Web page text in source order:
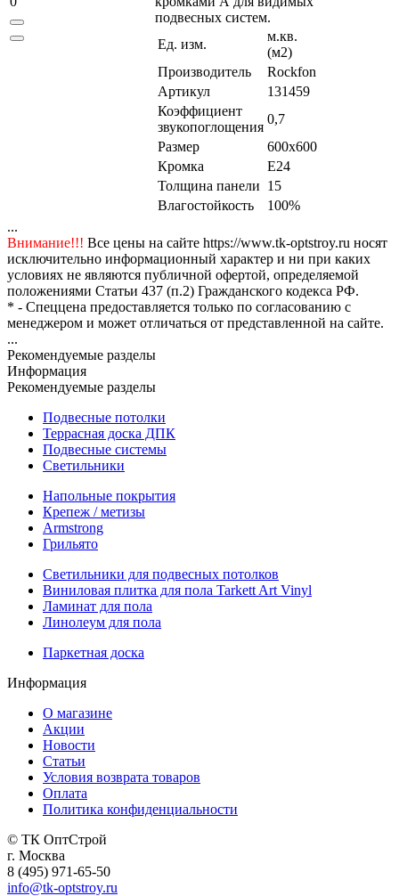
подвесных систем.
Ед. изм.
м.кв.
(м2)
Производитель
Rockfon
Артикул
131459
Коэффициент
звукопоглощения
0,7
Размер
600x600
Кромка
E24
Толщина панели 15
Влагостойкость
100%
...
Внимание!!! Все цены на сайте https://www.tk-optstroy.ru носят
исключительно информационный характер и ни при каких
условиях не являются публичной офертой, определяемой
положениями Статьи 437 (п.2) Гражданского кодекса РФ.
* - Спеццена предоставляется только по согласованию с
менеджером и может отличаться от представленной на сайте.
...
Рекомендуемые разделы
Информация
Рекомендуемые разделы
Подвесные потолки
Террасная доска ДПК
Подвесные системы
Светильники
Напольные покрытия
Крепеж / метизы
Armstrong
Грильято
Светильники для подвесных потолков
Виниловая плитка для пола Tarkett Art Vinyl
Ламинат для пола
Линолеум для пола
Паркетная доска
Информация
О магазине
Акции
Новости
Статьи
Условия возврата товаров
Оплата
Политика конфиденциальности
© ТК ОптСтрой
г. Москва
8 (495) 971-65-50
info@tk-optstroy.ru